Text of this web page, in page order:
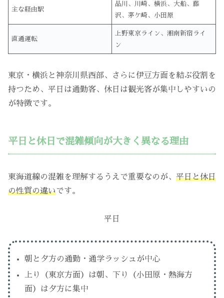
主な経由駅
品川、川崎、横浜、大船、藤
沢、茅ケ崎、小田原
直通運転
上野東京ライン、湘南新宿ライ
ン
東京・横浜と神奈川県西部、さらに伊豆方面を結ぶ役割を
持つため、平日は通勤客、休日は観光客が集中しやすいの
が特徴です。
平日と休日で混雑傾向が大きく異なる理由
東海道線の混雑を理解するうえで重要なのが、 平日と休日
の性質の違いです。
平日
朝と夕方の通勤・通学ラッシュが中心
上り（東京方面）は朝、下り（小田原・熱海方
面）は夕方に集中